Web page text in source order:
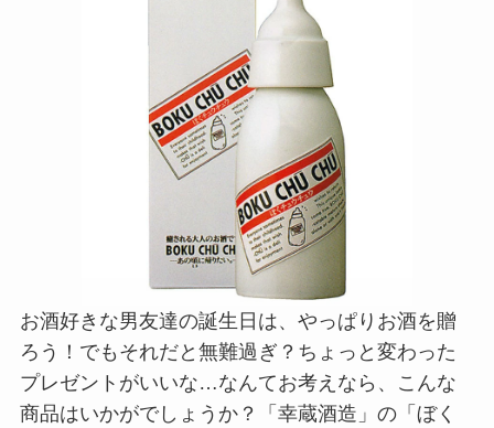
お酒好きな男友達の誕生日は、やっぱりお酒を贈
ろう！でもそれだと無難過ぎ？ちょっと変わった
プレゼントがいいな…なんてお考えなら、こんな
商品はいかがでしょうか？「幸蔵酒造」の「ぼく